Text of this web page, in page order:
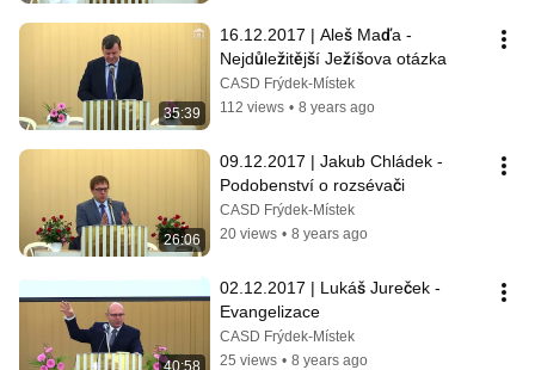
35:39
16.12.2017 | Aleš Maďa -
Nejdůležitější Ježíšova otázka
CASD Frýdek-Místek
112 views • 8 years ago
26:06
09.12.2017 | Jakub Chládek -
Podobenství o rozsévači
CASD Frýdek-Místek
20 views • 8 years ago
40:58
02.12.2017 | Lukáš Jureček -
Evangelizace
CASD Frýdek-Místek
25 views • 8 years ago